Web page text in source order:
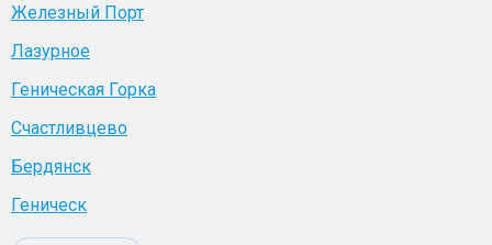
Железный Порт
Лазурное
Геническая Горка
Счастливцево
Бердянск
Геническ